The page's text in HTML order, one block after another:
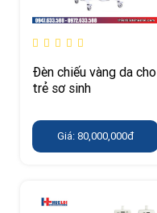
Đèn chiếu vàng da cho
trẻ sơ sinh
Giá: 80,000,000đ